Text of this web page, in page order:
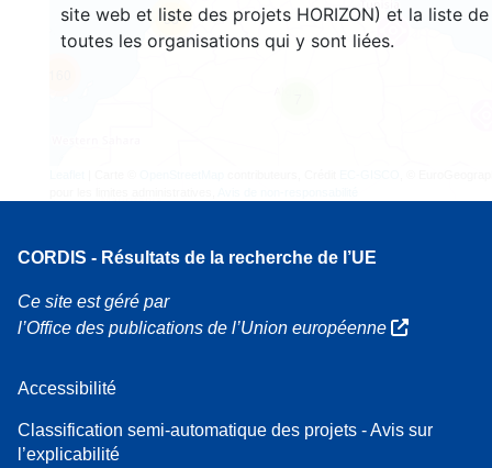
site web et liste des projets HORIZON) et la liste de
toutes les organisations qui y sont liées.
58
CORDIS - Résultats de la recherche de l’UE
Ce site est géré par
l’Office des publications de l’Union européenne
Accessibilité
Classification semi-automatique des projets - Avis sur
l’explicabilité